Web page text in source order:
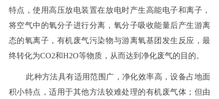
特点，使用高压放电装置在放电时产生高能电子和离子，
将空气中的氧分子进行分离，氧分子吸收能量后产生游离
态的氧离子，有机废气污染物与游离氧基团发生反应，最
终转化为CO2和H2O等物质，从而达到净化废气的目的。
此种方法具有适用范围广，净化效率高，设备占地面
积小特点，适用于其他方法较难处理的有机废气体；但由